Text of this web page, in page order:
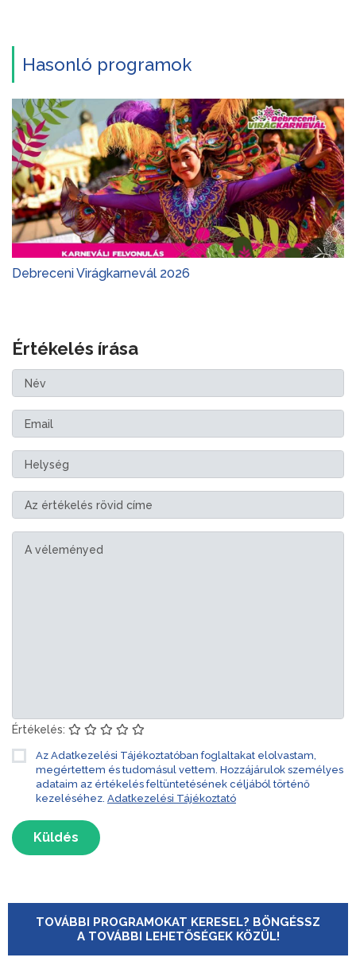
Hasonló programok
Debreceni Virágkarnevál 2026
Értékelés írása
Értékelés:
Az Adatkezelési Tájékoztatóban foglaltakat elolvastam,
megértettem és tudomásul vettem. Hozzájárulok személyes
adataim az értékelés feltüntetésének céljából történő
kezeléséhez. Adatkezelési Tájékoztató
Küldés
TOVÁBBI PROGRAMOKAT KERESEL? BÖNGÉSSZ
A TOVÁBBI LEHETŐSÉGEK KÖZÜL!